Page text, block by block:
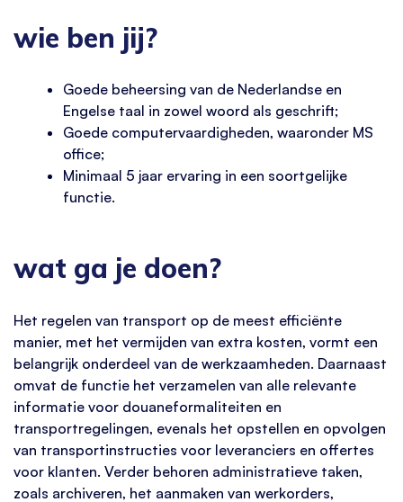
wie ben jij?
Goede beheersing van de Nederlandse en
Engelse taal in zowel woord als geschrift;
Goede computervaardigheden, waaronder MS
office;
Minimaal 5 jaar ervaring in een soortgelijke
functie.
wat ga je doen?
Het regelen van transport op de meest efficiënte
manier, met het vermijden van extra kosten, vormt een
belangrijk onderdeel van de werkzaamheden. Daarnaast
omvat de functie het verzamelen van alle relevante
informatie voor douaneformaliteiten en
transportregelingen, evenals het opstellen en opvolgen
van transportinstructies voor leveranciers en offertes
voor klanten. Verder behoren administratieve taken,
zoals archiveren, het aanmaken van werkorders,